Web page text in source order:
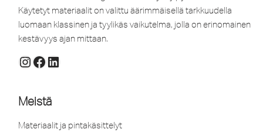
Käytetyt materiaalit on valittu äärimmäisellä tarkkuudella
luomaan klassinen ja tyylikäs vaikutelma, jolla on erinomainen
kestävyys ajan mittaan.
Meistä
Materiaalit ja pintakäsittelyt